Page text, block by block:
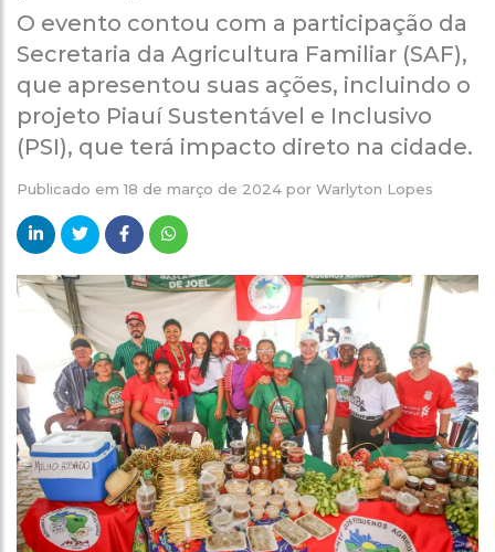
O evento contou com a participação da
Secretaria da Agricultura Familiar (SAF),
que apresentou suas ações, incluindo o
projeto Piauí Sustentável e Inclusivo
(PSI), que terá impacto direto na cidade.
Publicado em18 de março de 2024 por Warlyton Lopes